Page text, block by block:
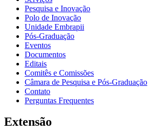
Pesquisa e Inovação
Polo de Inovação
Unidade Embrapii
Pós-Graduação
Eventos
Documentos
Editais
Comitês e Comissões
Câmara de Pesquisa e Pós-Graduação
Contato
Perguntas Frequentes
Extensão